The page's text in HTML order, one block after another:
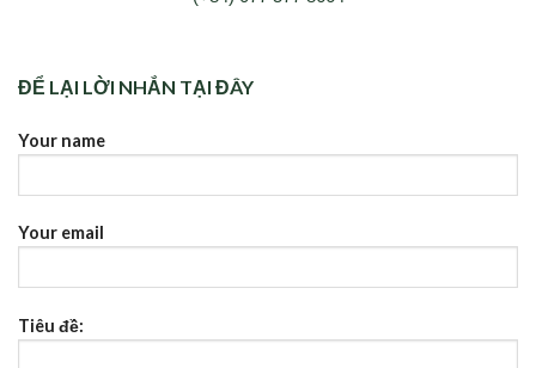
ĐỂ LẠI LỜI NHẮN TẠI ĐÂY
Your name
Your email
Tiêu đề: